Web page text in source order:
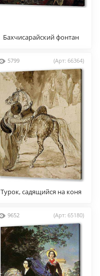
Бахчисарайский фонтан
5799 (Арт: 66364)
Турок, садящийся на коня
9652 (Арт: 65180)